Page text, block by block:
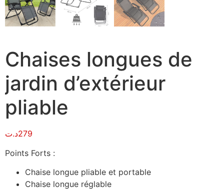
Chaises longues de
jardin d’extérieur
pliable
279د.ت
Points Forts :
Chaise longue pliable et portable
Chaise longue réglable